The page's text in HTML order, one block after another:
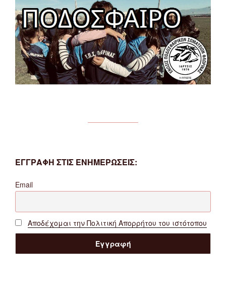
ΕΓΓΡΑΦΗ ΣΤΙΣ ΕΝΗΜΕΡΩΣΕΙΣ:
Email
Αποδέχομαι την Πολιτική Απορρήτου του ιστότοπου